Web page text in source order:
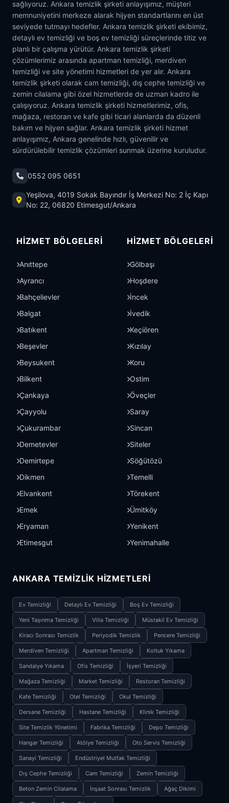
sağlıyoruz. Ankara temizlik şirketi anlayışımız, müşteri
memnuniyetini merkeze alarak hijyen standartlarını en üst
seviyede tutmayı hedefler. Ankara temizlik şirketi ekibimiz,
detaylı ev temizliği ve boş ev temizliği süreçlerinde titiz ve
planlı bir çalışma yürütür. Ankara temizlik şirketi
çözümlerimiz arasında apartman temizliği, merdiven
temizliği ve site yönetimi hizmetleri de yer alır. Ankara
temizlik şirketi olarak cam temizliği, dış cephe temizliği ve
zemin cilalama gibi özel hizmetlerde de uzman kadro ile
çalışıyoruz. Ankara temizlik şirketi hizmetlerimiz, ofis,
mağaza, restoran ve kafe gibi ticari alanlarda da düzenli
bakım ve hijyen sağlar. Ankara temizlik şirketi hizmet
anlayışımız, Ankara genelinde hızlı, güvenilir ve
sürdürülebilir temizlik çözümleri sunmak üzerine kuruludur.
0552 095 0651
Yeşilova, 4019 Sokak Bayındır İş Merkezi No: 2 İç Kapı
No: 22, 06820 Etimesgut/Ankara
HIZMET BÖLGELERI
Anıttepe
Ayrancı
Bahçelievler
Balgat
Batıkent
Beşevler
Beysukent
Bilkent
Çankaya
Çayyolu
Çukurambar
Demetevler
Demirtepe
Dikmen
Elvankent
Emek
Eryaman
Etimesgut
HIZMET BÖLGELERI
Gölbaşı
Hoşdere
İncek
İvedik
Keçiören
Kızılay
Koru
Ostim
Öveçler
Saray
Sincan
Siteler
Söğütözü
Temelli
Törekent
Ümitköy
Yenikent
Yenimahalle
ANKARA TEMIZLIK HIZMETLERI
Ev Temizliği Detaylı Ev Temizliği Boş Ev Temizliği
Yeni Taşınma Temizliği Villa Temizliği Müstakil Ev Temizliği
Kiracı Sonrası Temizlik Periyodik Temizlik Pencere Temizliği
Merdiven Temizliği Apartman Temizliği Koltuk Yıkama
Sandalye Yıkama Ofis Temizliği İşyeri Temizliği
Mağaza Temizliği Market Temizliği Restoran Temizliği
Kafe Temizliği Otel Temizliği Okul Temizliği
Dersane Temizliği Hastane Temizliği Klinik Temizliği
Site Temizlik Yönetimi Fabrika Temizliği Depo Temizliği
Hangar Temizliği Atölye Temizliği Oto Servis Temizliği
Sanayi Temizliği Endüstriyel Mutfak Temizliği
Dış Cephe Temizliği Cam Temizliği Zemin Temizliği
Beton Zemin Cilalama İnşaat Sonrası Temizlik Ağaç Dikimi